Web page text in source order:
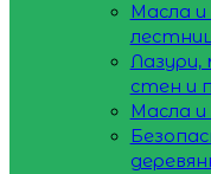
Масла и
Лазури,
стен и
Масла и